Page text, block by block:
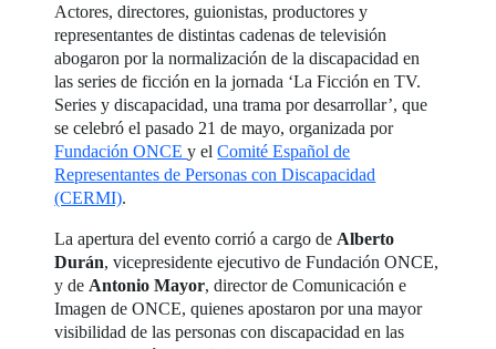
Actores, directores, guionistas, productores y
representantes de distintas cadenas de televisión
abogaron por la normalización de la discapacidad en
las series de ficción en la jornada ‘La Ficción en TV.
Series y discapacidad, una trama por desarrollar’, que
se celebró el pasado 21 de mayo, organizada por
Fundación ONCEy elComité Español de
Representantes de Personas con Discapacidad
(CERMI).
La apertura del evento corrió a cargo de Alberto
Durán, vicepresidente ejecutivo de Fundación ONCE,
y de Antonio Mayor, director de Comunicación e
Imagen de ONCE, quienes apostaron por una mayor
visibilidad de las personas con discapacidad en las